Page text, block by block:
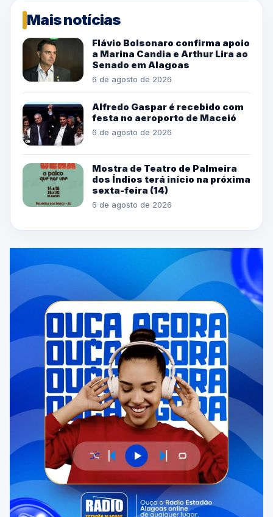
Mais notícias
Flávio Bolsonaro confirma apoio
a Marina Candia e Arthur Lira ao
Senado em Alagoas
6 de agosto de 2026
Alfredo Gaspar é recebido com
festa no aeroporto de Maceió
6 de agosto de 2026
Mostra de Teatro de Palmeira
dos Índios terá início na próxima
sexta-feira (14)
6 de agosto de 2026